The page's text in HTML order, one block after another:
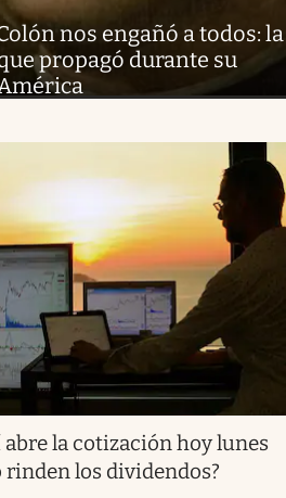
nos engañó a todos: la
propagó durante su
abre la cotización hoy lunes
rinden los dividendos?